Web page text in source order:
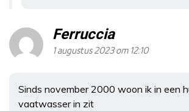
Ferruccia
1 augustus 2023 om 12:10
Sinds november 2000 woon ik in een
vaatwasser in zit